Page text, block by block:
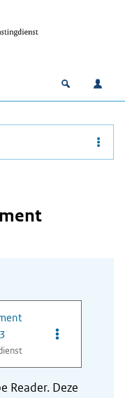
Open
Opties van
Reader. Deze